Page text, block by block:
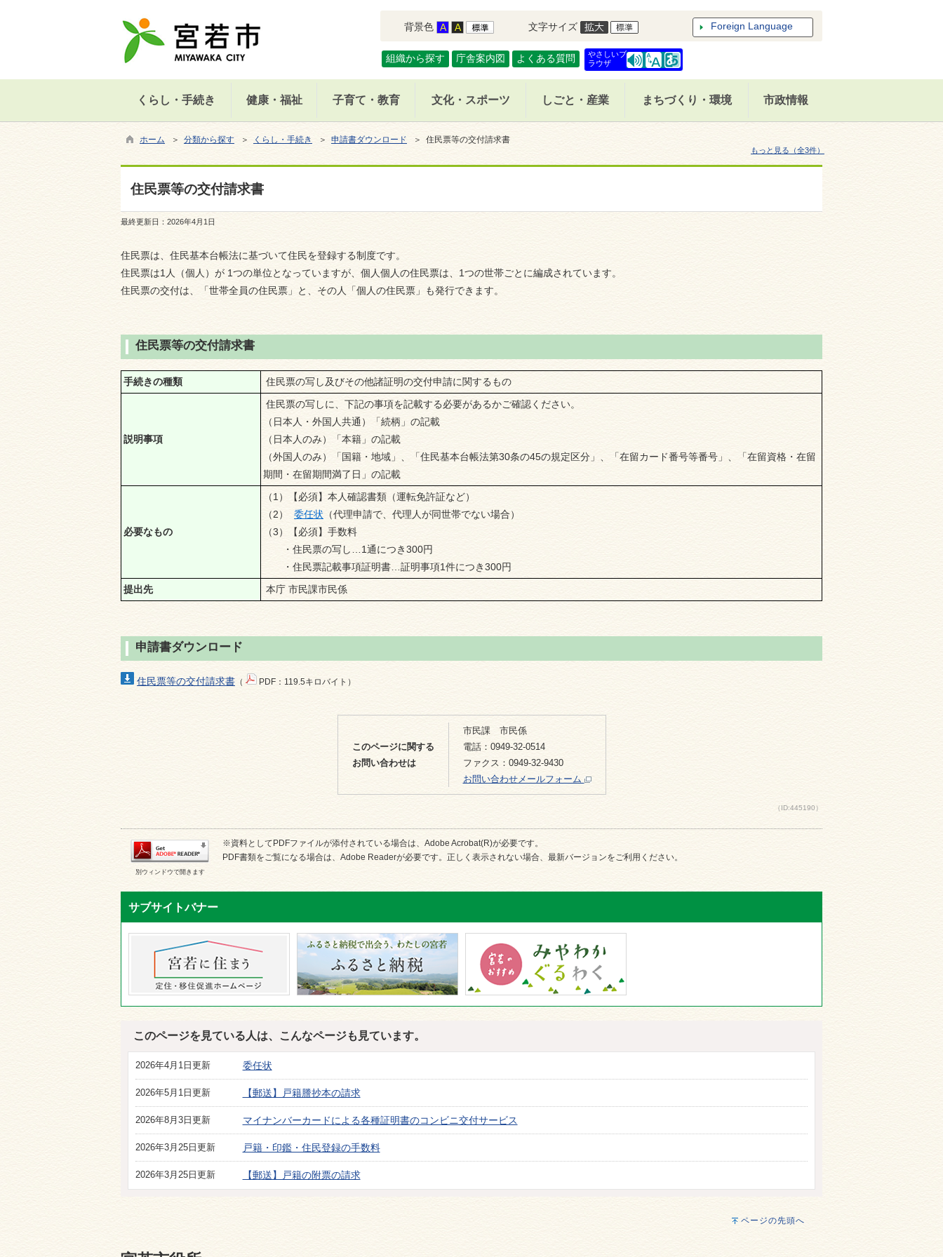
背景色 文字サイズ Foreign Language
組織から探す 庁舎案内図 よくある質問
やさしいブ
ラウザ
くらし・手続き 健康・福祉 子育て・教育 文化・スポーツ しごと・産業 まちづくり・環境 市政情報
ホーム ＞ 分類から探す ＞ くらし・手続き ＞ 申請書ダウンロード ＞ 住民票等の交付請求書
もっと見る（全3件）
住民票等の交付請求書
最終更新日： 2026年4月1日
住民票は、住民基本台帳法に基づいて住民を登録する制度です。
住民票は1人（個人）が 1つの単位となっていますが、個人個人の住民票は、1つの世帯ごとに編成されています。
住民票の交付は、「世帯全員の住民票」と、その人「個人の住民票」も発行できます。
住民票等の交付請求書
手続きの種類 住民票の写し及びその他諸証明の交付申請に関するもの
説明事項
住民票の写しに、下記の事項を記載する必要があるかご確認ください。
（日本人・外国人共通）「続柄」の記載
（日本人のみ）「本籍」の記載
（外国人のみ）「国籍・地域」、「住民基本台帳法第30条の45の規定区分」、「在留カード番号等番号」、「在留資格・在留
期間・在留期間満了日」の記載
必要なもの
（1）【必須】本人確認書類（運転免許証など）
（2） 委任状 （代理申請で、 代理人が同世帯でない場合）
（3）【必須】手数料
・住民票の写し…1通につき300円
・住民票記載事項証明書…証明事項1件につき300円
提出先
本庁 市民課市民係
申請書ダウンロード
住民票等の交付請求書 （ PDF：119.5キロバイト）
このページに関する
お問い合わせは
市民課 市民係
電話：0949-32-0514
ファクス：0949-32-9430
お問い合わせメールフォーム
（ID:445190）
別ウィンドウで開きます
※資料としてPDFファイルが添付されている場合は、Adobe Acrobat(R)が必要です。
PDF書類をご覧になる場合は、Adobe Readerが必要です。正しく表示されない場合、最新バージョンをご利用ください。
サブサイトバナー
このページを見ている人は、こんなページも見ています。
2026年4月1日更新 委任状
2026年5月1日更新 【郵送】戸籍謄抄本の請求
2026年8月3日更新 マイナンバーカードによる各種証明書のコンビニ交付サービス
2026年3月25日更新 戸籍・印鑑・住民登録の手数料
2026年3月25日更新 【郵送】戸籍の附票の請求
ページの先頭へ